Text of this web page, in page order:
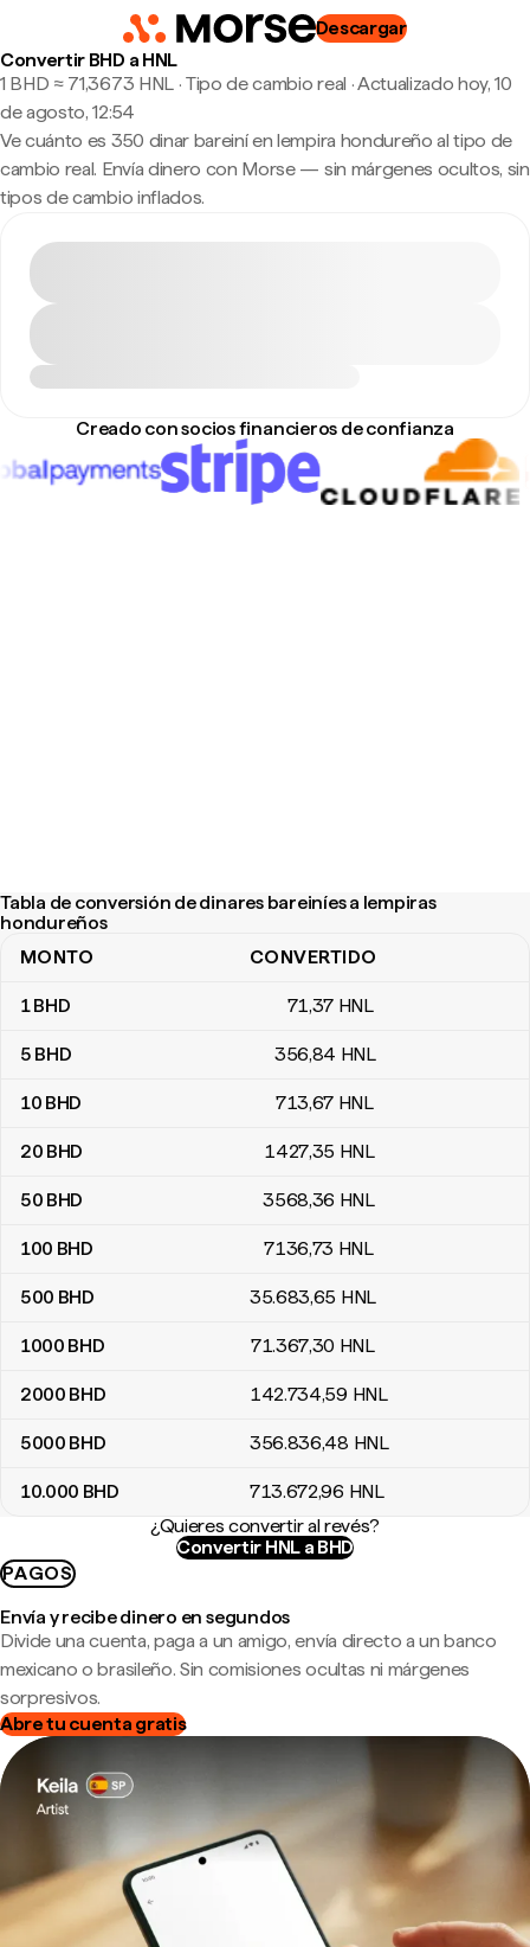
Descargar
Convertir BHD a HNL
1 BHD ≈ 71,3673 HNL · Tipo de cambio real ·Actualizado hoy, 10
de agosto, 12:54
Ve cuánto es 350 dinar bareiní en lempira hondureño al tipo de
cambio real. Envía dinero con Morse — sin márgenes ocultos, sin
tipos de cambio inflados.
Creado con socios financieros de confianza
Tabla de conversión de dinares bareiníes a lempiras
hondureños
Tabla de conversión de dinares bareiníes a lempiras hondureños
MONTO CONVERTIDO
1BHD 71,37 HNL
5 BHD 356,84 HNL
10 BHD 713,67 HNL
20 BHD 1427,35 HNL
50 BHD 3568,36 HNL
100 BHD 7136,73 HNL
500 BHD 35.683,65 HNL
1000 BHD 71.367,30 HNL
2000 BHD 142.734,59 HNL
5000 BHD 356.836,48 HNL
10.000 BHD 713.672,96 HNL
¿Quieres convertir al revés?
Convertir HNL a BHD
PAGOS
Envía y recibe dinero en segundos
Divide una cuenta, paga a un amigo, envía directo a un banco
mexicano o brasileño. Sin comisiones ocultas ni márgenes
sorpresivos.
Abre tu cuenta gratis